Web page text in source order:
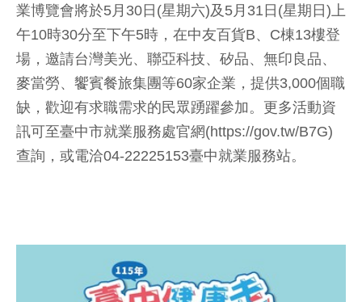
業博覽會將於5月30日(星期六)及5月31日(星期日)上
午10時30分至下午5時，在中友百貨B、C棟13樓登
場，邀請台灣美光、聯亞科技、矽品、無印良品、
麥當勞、饗賓餐旅集團等60家企業，提供3,000個職
缺，歡迎有求職需求的民眾踴躍參加。更多活動資
訊可至臺中市就業服務處官網(https://gov.tw/B7G)
查詢，或電洽04-22225153臺中就業服務站。